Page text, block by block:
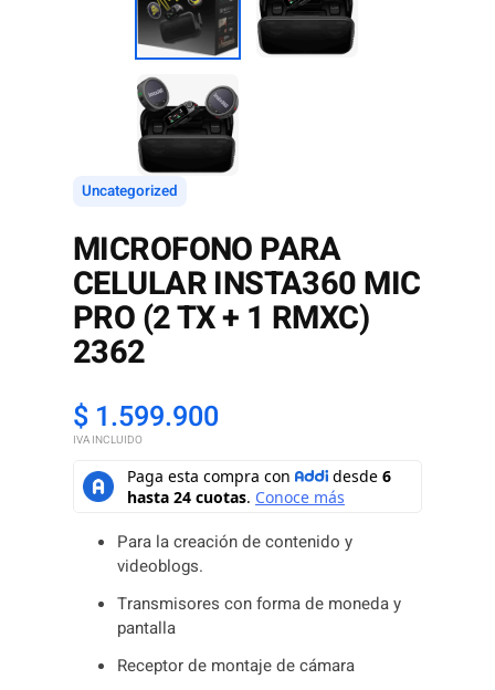
Uncategorized
MICROFONO PARA
CELULAR INSTA360 MIC
PRO (2 TX + 1 RMXC)
2362
$ 1.599.900
IVA INCLUIDO
Para la creación de contenido y
videoblogs.
Transmisores con forma de moneda y
pantalla
Receptor de montaje de cámara